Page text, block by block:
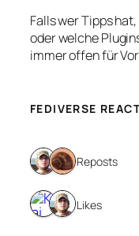
Falls wer Tipps
oder welche
immer offen für
FEDIVERSE
2 Reposts
2 Likes